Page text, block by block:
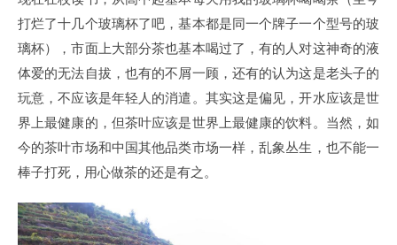
打烂了十几个玻璃杯了吧，基本都是同一个牌子一个型号的玻
璃杯），市面上大部分茶也基本喝过了，有的人对这神奇的液
体爱的无法自拔，也有的不屑一顾，还有的认为这是老头子的
玩意，不应该是年轻人的消遣。其实这是偏见，开水应该是世
界上最健康的，但茶叶应该是世界上最健康的饮料。当然，如
今的茶叶市场和中国其他品类市场一样，乱象丛生，也不能一
棒子打死，用心做茶的还是有之。